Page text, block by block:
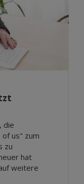
die
us" zum
zu
hat
weitere